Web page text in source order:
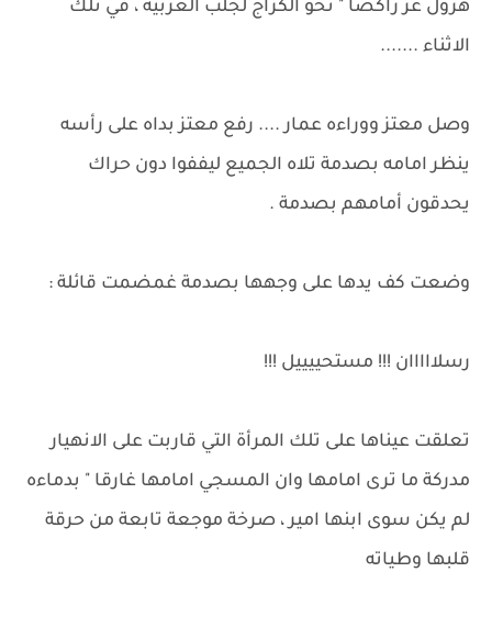
هرول عز راكضا " نحو الكراج لجلب العربية ، في تلك
الاثناء .......
وصل معتز ووراءه عمار .... رفع معتز بداه على رأسه
ينظر امامه بصدمة تلاه الجميع ليففوا دون حراك
يحدقون أمامهم بصدمة .
وضعت كف يدها على وجهها بصدمة غمضمت قائلة :
رسلااااان !!! مستحييييل !!!
تعلقت عيناها على تلك المرأة التي قاربت على الانهيار
مدركة ما ترى امامها وان المسجي امامها غارقا " بدماءه
لم يكن سوى ابنها امير ، صرخة موجعة تابعة من حرقة
قلبها وطياته